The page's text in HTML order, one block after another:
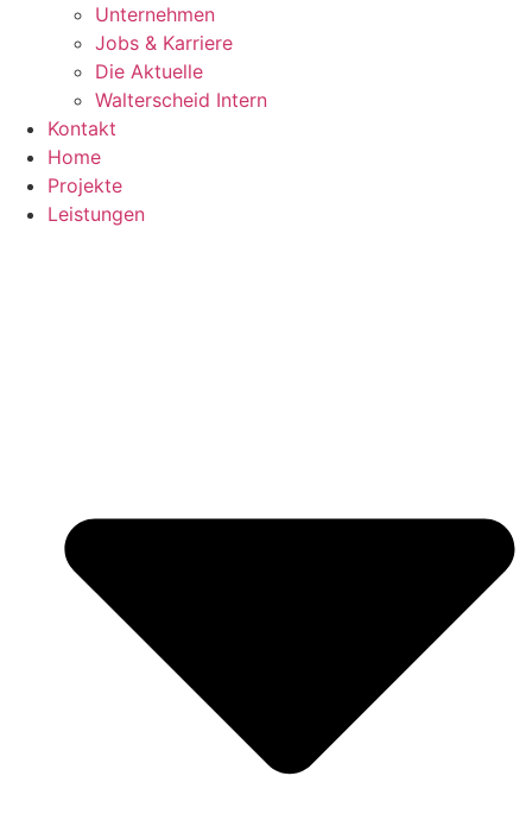
Unternehmen
Jobs & Karriere
Die Aktuelle
Walterscheid Intern
Kontakt
Home
Projekte
Leistungen